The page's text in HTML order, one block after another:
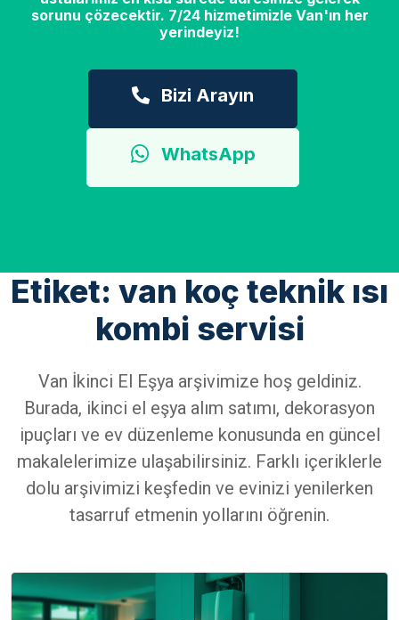
sorunu çözecektir. 7/24 hizmetimizle Van'ın her
yerindeyiz!
Bizi Arayın
WhatsApp
Etiket: van koç teknik ısı
kombi servisi
Van İkinci El Eşya arşivimize hoş geldiniz.
Burada, ikinci el eşya alım satımı, dekorasyon
ipuçları ve ev düzenleme konusunda en güncel
makalelerimize ulaşabilirsiniz. Farklı içeriklerle
dolu arşivimizi keşfedin ve evinizi yenilerken
tasarruf etmenin yollarını öğrenin.